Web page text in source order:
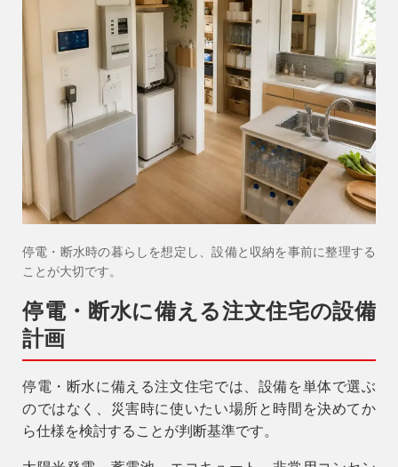
停電・断水時の暮らしを想定し、設備と収納を事前に整理する
ことが大切です。
停電・断水に備える注文住宅の設備
計画
停電・断水に備える注文住宅では、設備を単体で選ぶ
のではなく、災害時に使いたい場所と時間を決めてか
ら仕様を検討することが判断基準です。